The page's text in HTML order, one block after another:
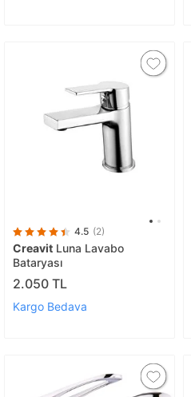
4.5 (2)
Creavit Luna Lavabo
Bataryası
2.050 TL
Kargo Bedava